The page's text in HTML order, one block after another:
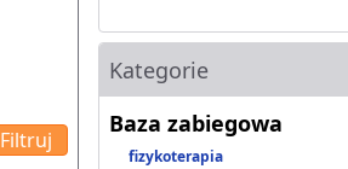
Kategorie
Baza zabiegowa
fizykoterapia